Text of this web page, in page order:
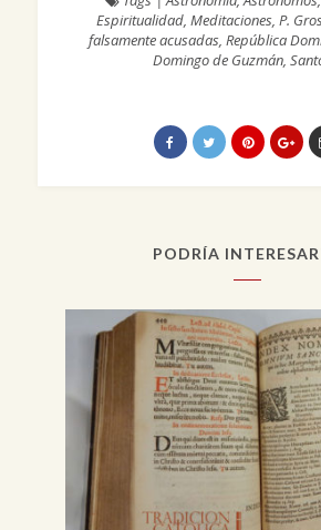
Espiritualidad, Meditaciones, P.
falsamente acusadas,República
Domingo de Guzmán,
PODRÍA